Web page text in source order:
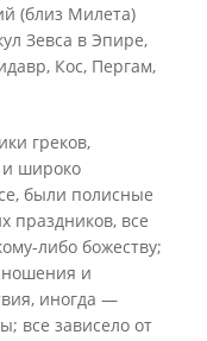
(близ Милета)
Зевса в Эпире,
Кос, Пергам,
греков,
широко
были полисные
праздников, все
либо божеству;
и
иногда —
все зависело от